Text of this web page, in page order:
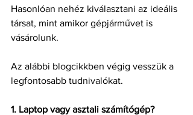
Hasonlóan nehéz kiválasztani az ideális
társat, mint amikor gépjárművet is
vásárolunk.
Az alábbi blogcikkben végig vesszük a
legfontosabb tudnivalókat.
1. Laptop vagy asztali számítógép?